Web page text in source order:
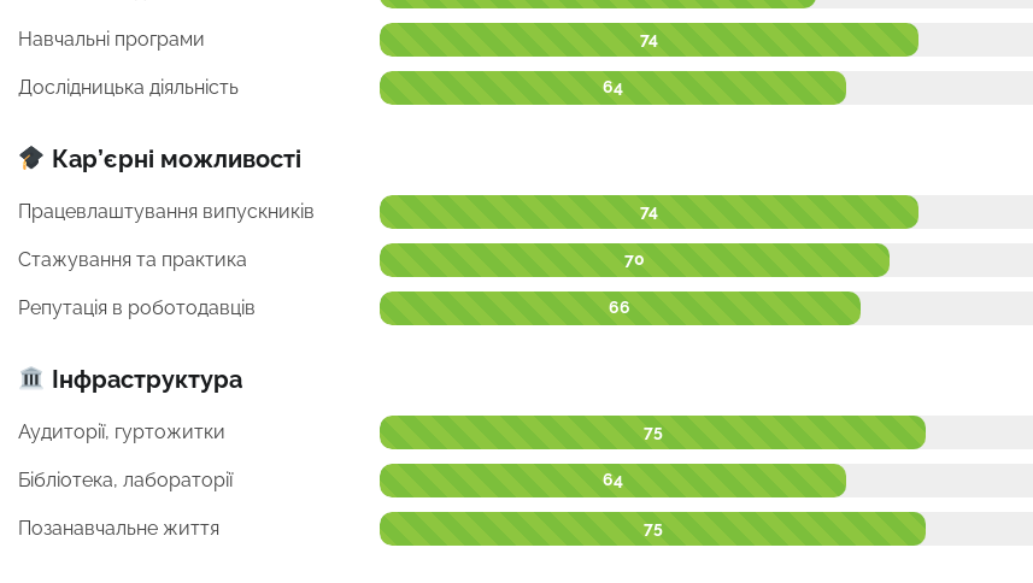
Навчальні програми 74
Дослідницька діяльність 64
Кар’єрні можливості
Працевлаштування випускників 74
Стажування та практика 70
Репутація в роботодавців 66
Інфраструктура
Аудиторії, гуртожитки 75
Бібліотека, лабораторії 64
Позанавчальне життя 75